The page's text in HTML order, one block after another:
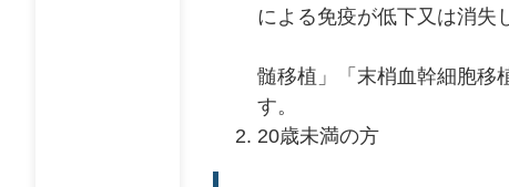
による免疫が低下
※1 造
髄移植」「末梢血幹細胞移
す。
20歳未満の方